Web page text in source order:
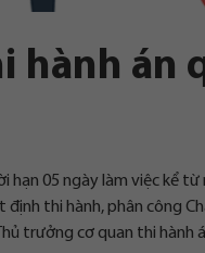
hành án
hạn 05 ngày làm việc kể
thi hành, phân công
trưởng cơ quan thi hành